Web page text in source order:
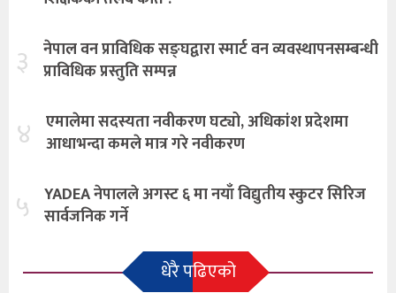
३ नेपाल वन प्राविधिक सङ्घद्वारा स्मार्ट वन व्यवस्थापनसम्बन्धी
प्राविधिक प्रस्तुति सम्पन्न
४ एमालेमा सदस्यता नवीकरण घट्यो, अधिकांश प्रदेशमा
आधाभन्दा कमले मात्र गरे नवीकरण
५ YADEA नेपालले अगस्ट ६ मा नयाँ विद्युतीय स्कुटर सिरिज
सार्वजनिक गर्ने
धेरै पढिएको